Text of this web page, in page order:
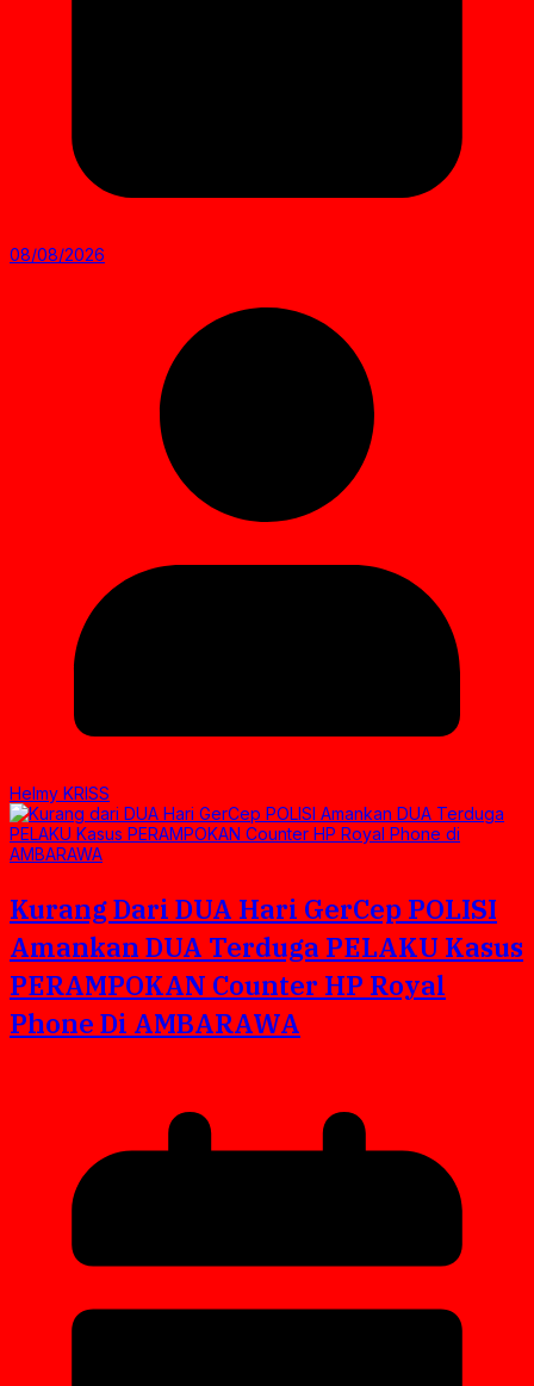
08/08/2026
Helmy KRISS
Kurang Dari DUA Hari GerCep POLISI
Amankan DUA Terduga PELAKU Kasus
PERAMPOKAN Counter HP Royal
Phone Di AMBARAWA